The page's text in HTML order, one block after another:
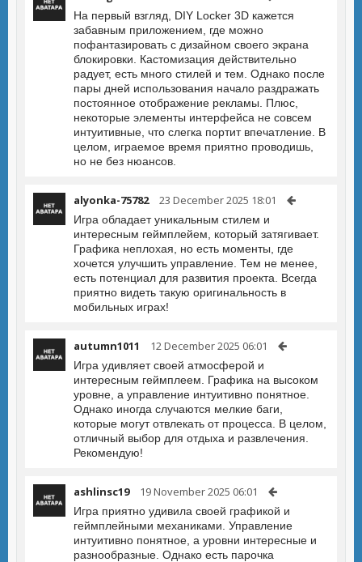
На первый взгляд, DIY Locker 3D кажется
забавным приложением, где можно
пофантазировать с дизайном своего экрана
блокировки. Кастомизация действительно
радует, есть много стилей и тем. Однако после
пары дней использования начало раздражать
постоянное отображение рекламы. Плюс,
некоторые элементы интерфейса не совсем
интуитивные, что слегка портит впечатление. В
целом, играемое время приятно проводишь,
но не без нюансов.
alyonka-75782 23 December 2025 18:01
Игра обладает уникальным стилем и
интересным геймплейем, который затягивает.
Графика неплохая, но есть моменты, где
хочется улучшить управление. Тем не менее,
есть потенциал для развития проекта. Всегда
приятно видеть такую оригинальность в
мобильных играх!
autumn1011 12 December 2025 06:01
Игра удивляет своей атмосферой и
интересным геймплеем. Графика на высоком
уровне, а управление интуитивно понятное.
Однако иногда случаются мелкие баги,
которые могут отвлекать от процесса. В целом,
отличный выбор для отдыха и развлечения.
Рекомендую!
ashlinsc19 19 November 2025 06:01
Игра приятно удивила своей графикой и
геймплейными механиками. Управление
интуитивно понятное, а уровни интересные и
разнообразные. Однако есть парочка